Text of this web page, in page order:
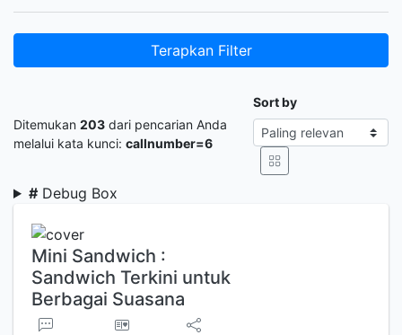
Terapkan Filter
Ditemukan 203 dari pencarian Anda
melalui kata kunci: callnumber=6
Sort by
# Debug Box
Mini Sandwich :
Sandwich Terkini untuk
Berbagai Suasana